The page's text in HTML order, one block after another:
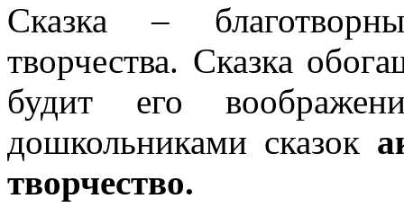
Сказка –
творчества. Сказка
будит его
дошкольниками сказок
творчество.